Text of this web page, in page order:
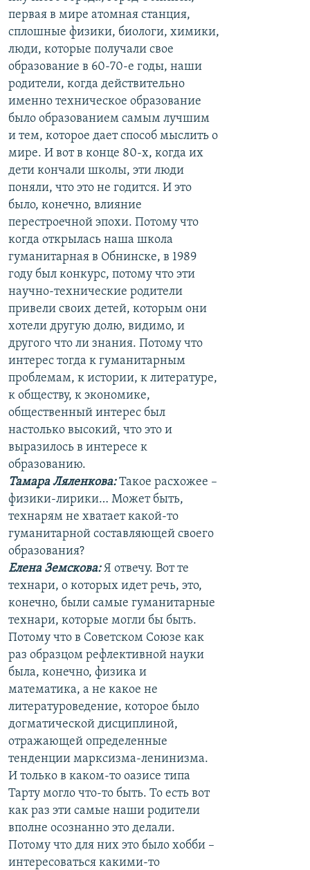
первая в мире атомная станция,
сплошные физики, биологи, химики,
люди, которые получали свое
образование в 60-70-е годы, наши
родители, когда действительно
именно техническое образование
было образованием самым лучшим
и тем, которое дает способ мыслить о
мире. И вот в конце 80-х, когда их
дети кончали школы, эти люди
поняли, что это не годится. И это
было, конечно, влияние
перестроечной эпохи. Потому что
когда открылась наша школа
гуманитарная в Обнинске, в 1989
году был конкурс, потому что эти
научно-технические родители
привели своих детей, которым они
хотели другую долю, видимо, и
другого что ли знания. Потому что
интерес тогда к гуманитарным
проблемам, к истории, к литературе,
к обществу, к экономике,
общественный интерес был
настолько высокий, что это и
выразилось в интересе к
образованию.
Тамара Ляленкова:Такое расхожее –
физики-лирики… Может быть,
технарям не хватает какой-то
гуманитарной составляющей своего
образования?
Елена Земскова:Я отвечу. Вот те
технари, о которых идет речь, это,
конечно, были самые гуманитарные
технари, которые могли бы быть.
Потому что в Советском Союзе как
раз образцом рефлективной науки
была, конечно, физика и
математика, а не какое не
литературоведение, которое было
догматической дисциплиной,
отражающей определенные
тенденции марксизма-ленинизма.
И только в каком-то оазисе типа
Тарту могло что-то быть. То есть вот
как раз эти самые наши родители
вполне осознанно это делали.
Потому что для них это было хобби –
интересоваться какими-то